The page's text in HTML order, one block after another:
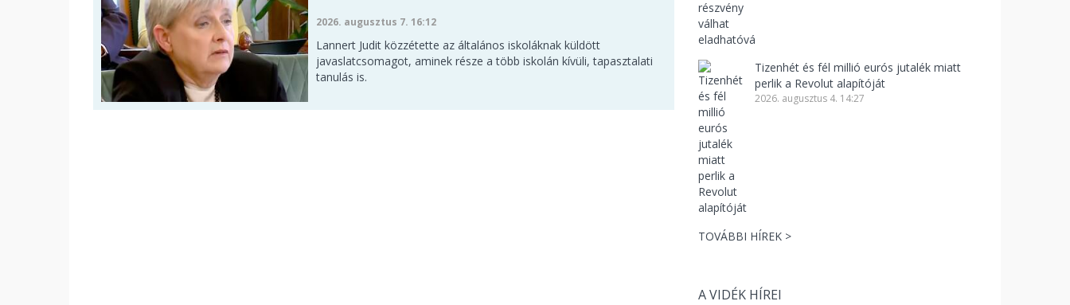
2026. augusztus 7. 16:12
Lannert Judit közzétette az általános iskoláknak küldött
javaslatcsomagot, aminek része a több iskolán kívüli, tapasztalati
tanulás is.
Tizenhét és fél millió eurós jutalék miatt
perlik a Revolut alapítóját
2026. augusztus 4. 14:27
TOVÁBBI HÍREK >
A VIDÉK HÍREI